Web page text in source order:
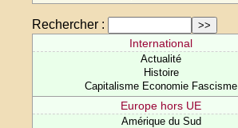
Rechercher :
International
Actualité
Histoire
Capitalisme Economie Fascisme
Europe hors UE
Amérique du Sud